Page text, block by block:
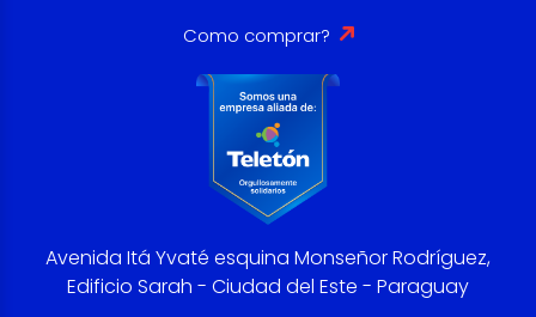
Como comprar?
Avenida Itá Yvaté esquina Monseñor Rodríguez,
Edificio Sarah - Ciudad del Este - Paraguay